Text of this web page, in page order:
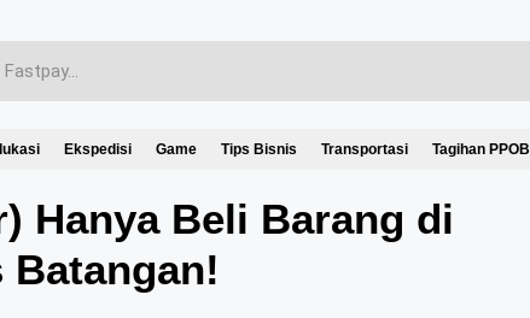
Ekspedisi Game Tips Bisnis Transportasi Tagihan PPOB
Hanya Beli Barang di
Batangan!